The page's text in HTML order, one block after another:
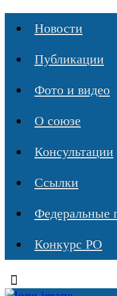
Новости
Публикации
Фото и видео
О союзе
Консультации
Ссылки
Федеральные
Конкурс РО